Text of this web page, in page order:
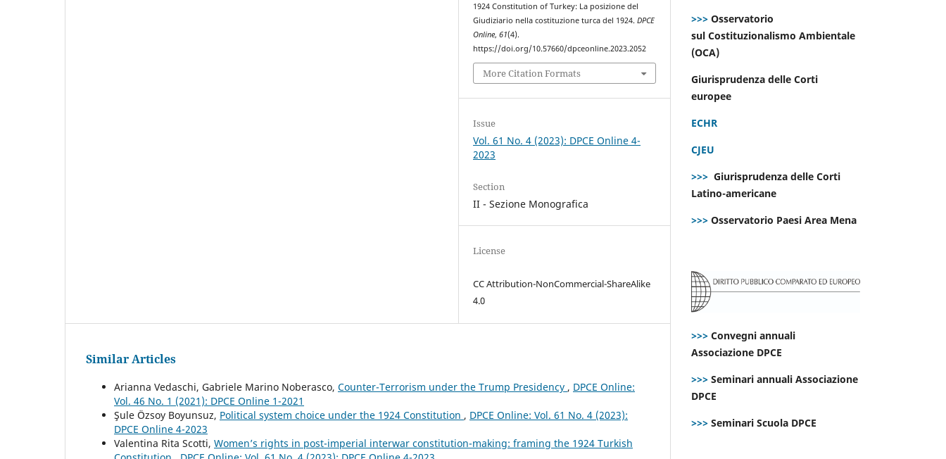
1924 Constitution of Turkey: La posizione del
Giudiziario nella costituzione turca del 1924.DPCE
Online,61(4).
https://doi.org/10.57660/dpceonline.2023.2052
More Citation Formats
Issue
Vol. 61 No. 4 (2023): DPCE Online 4-
2023
Section
II - Sezione Monografica
License
CC Attribution-NonCommercial-ShareAlike
4.0
Similar Articles
Arianna Vedaschi, Gabriele Marino Noberasco, Counter-Terrorism under the Trump Presidency , DPCE Online:
Vol. 46 No. 1 (2021): DPCE Online 1-2021
Şule Özsoy Boyunsuz, Political system choice under the 1924 Constitution , DPCE Online: Vol. 61 No. 4 (2023):
DPCE Online 4-2023
Valentina Rita Scotti, Women’s rights in post-imperial interwar constitution-making: framing the 1924 Turkish
>>> Osservatorio
sul Costituzionalismo Ambientale
(OCA)
Giurisprudenza delle Corti
europee
ECHR
CJEU
>>> Giurisprudenza delle Corti
Latino-americane
>>> Osservatorio Paesi Area Mena
>>> Convegni annuali
Associazione DPCE
>>> Seminari annuali Associazione
DPCE
>>> Seminari Scuola DPCE